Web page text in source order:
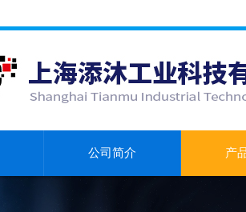
公司简介 产